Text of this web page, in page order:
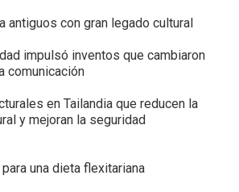
antiguos con gran legado cultural
impulsó inventos que cambiaron
comunicación
en Tailandia que reducen la
y mejoran la seguridad
una dieta flexitariana